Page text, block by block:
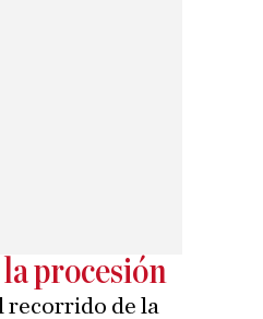
procesión
recorrido de la